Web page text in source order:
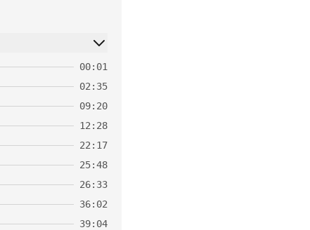
00:01
02:35
09:20
12:28
22:17
25:48
26:33
36:02
39:04